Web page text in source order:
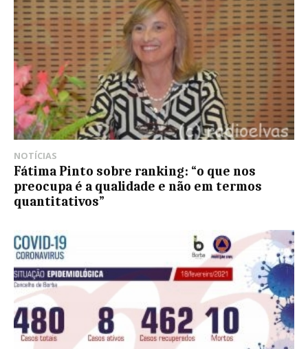
NOTÍCIAS
Fátima Pinto sobre ranking: “o que nos
preocupa é a qualidade e não em termos
quantitativos”